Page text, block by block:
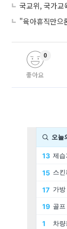
좋아요
0